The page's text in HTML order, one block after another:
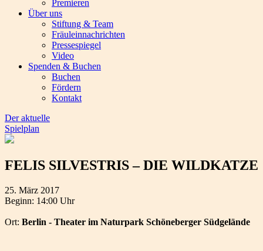
Premieren
Über uns
Stiftung & Team
Fräuleinnachrichten
Pressespiegel
Video
Spenden & Buchen
Buchen
Fördern
Kontakt
Der aktuelle
Spielplan
FELIS SILVESTRIS – DIE WILDKATZE
25. März 2017
Beginn: 14:00 Uhr
Ort: Berlin - Theater im Naturpark Schöneberger Südgelände